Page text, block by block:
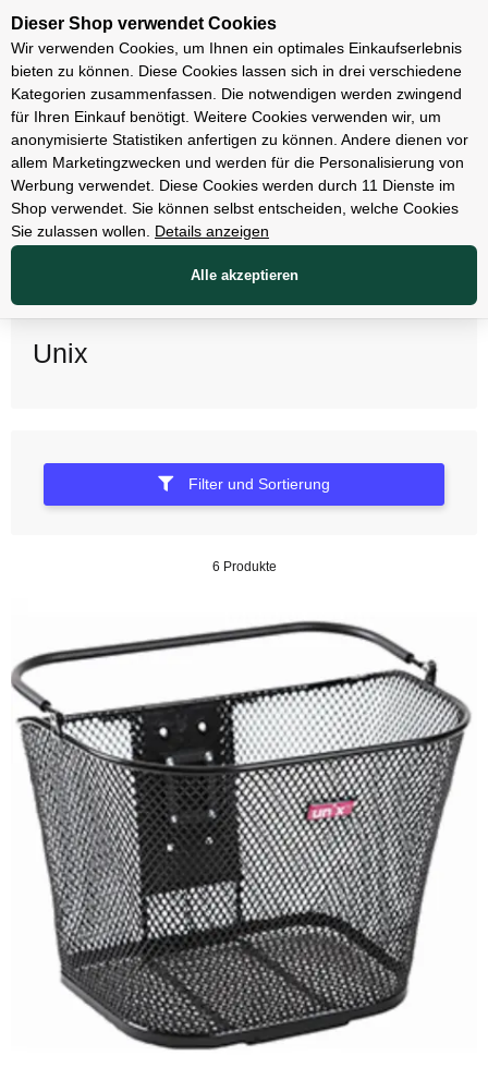
Unsere Filialen
Unix
Filter und Sortierung
6 Produkte
Dieser Shop verwendet Cookies
Wir verwenden Cookies, um Ihnen ein optimales Einkaufserlebnis
bieten zu können. Diese Cookies lassen sich in drei verschiedene
Kategorien zusammenfassen. Die notwendigen werden zwingend
für Ihren Einkauf benötigt. Weitere Cookies verwenden wir, um
anonymisierte Statistiken anfertigen zu können. Andere dienen vor
allem Marketingzwecken und werden für die Personalisierung von
Werbung verwendet. Diese Cookies werden durch 11 Dienste im
Shop verwendet. Sie können selbst entscheiden, welche Cookies
Sie zulassen wollen.
Details anzeigen
Alle akzeptieren